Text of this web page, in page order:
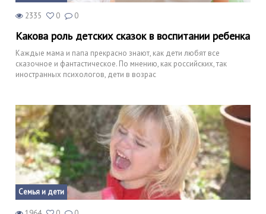
2335 0 0
Какова роль детских сказок в воспитании ребенка
Каждые мама и папа прекрасно знают, как дети любят все
сказочное и фантастическое. По мнению, как российских, так
иностранных психологов, дети в возрас
Семья и дети